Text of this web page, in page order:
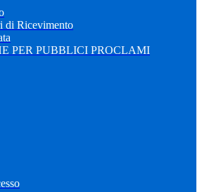
di Ricevimento
PER PUBBLICI PROCLAMI